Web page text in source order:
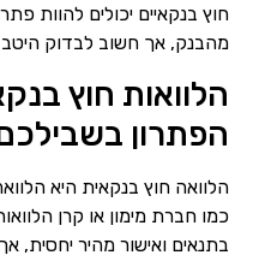
חוץ בנקאיים יכולים להוות
מהבנק, אך חשוב לבדוק
הלוואות חוץ
הפתרון
הלוואה חוץ בנקאית היא
כמו חברת מימון או קרן
בתנאים ואישור מהיר יחסית,